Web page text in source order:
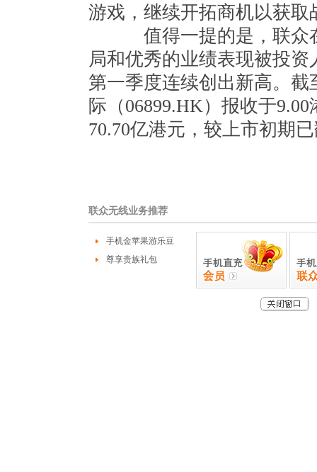
游戏，继续开拓商机以获取
值得一提的是，联众在
局和优秀的业绩表现被投
第一季度连续创出新高。截
际（06899.HK）报收于
70.70亿港元，较上市初期
联众无线业务推荐
手机金苹果游乐豆
尊享贵族礼包